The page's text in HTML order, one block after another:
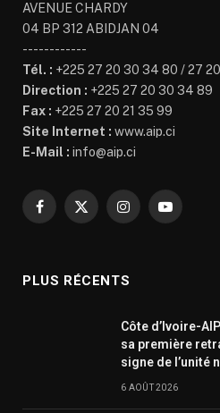
AVENUE CHARDY
04 BP 312 ABIDJAN 04
------------
Tél. : +225 27 20 30 34 80 / 27
Direction : +225 27 20 30 34 89
Fax : +225 27 20 21 35 99
Site Internet : www.aip.ci
E-Mail : info@aip.ci
Facebook
X
InstagramYouTube
PLUS RÉCENTS
Côte d’Ivoire-
sa première
signe de l’unité
6 AOÛT 2026